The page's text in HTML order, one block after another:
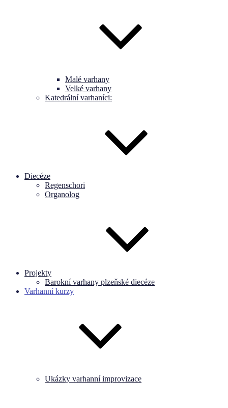
Malé varhany
Velké varhany
Katedrální varhaníci:
Diecéze
Regenschori
Organolog
Projekty
Barokní varhany plzeňské diecéze
Varhanní kurzy
Ukázky varhanní improvizace